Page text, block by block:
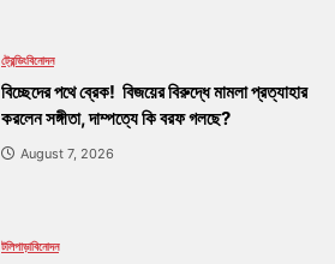
ট্রেন্ডিংবিনোদন
বিচ্ছেদের পথে ব্রেক! বিজয়ের বিরুদ্ধে মামলা প্রত্যাহার
করলেন সঙ্গীতা, দাম্পত্যে কি বরফ গলছে?
August 7, 2026
টলিপাড়াবিনোদন